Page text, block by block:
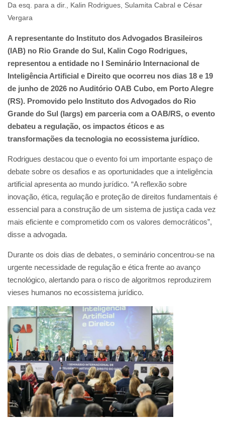
Da esq. para a dir., Kalin Rodrigues, Sulamita Cabral e César
Vergara
A representante do Instituto dos Advogados Brasileiros
(IAB) no Rio Grande do Sul, Kalin Cogo Rodrigues,
representou a entidade no I Seminário Internacional de
Inteligência Artificial e Direito que ocorreu nos dias 18 e 19
de junho de 2026 no Auditório OAB Cubo, em Porto Alegre
(RS). Promovido pelo Instituto dos Advogados do Rio
Grande do Sul (Iargs) em parceria com a OAB/RS, o evento
debateu a regulação, os impactos éticos e as
transformações da tecnologia no ecossistema jurídico.
Rodrigues destacou que o evento foi um importante espaço de
debate sobre os desafios e as oportunidades que a inteligência
artificial apresenta ao mundo jurídico. “A reflexão sobre
inovação, ética, regulação e proteção de direitos fundamentais é
essencial para a construção de um sistema de justiça cada vez
mais eficiente e comprometido com os valores democráticos”,
disse a advogada.
Durante os dois dias de debates, o seminário concentrou-se na
urgente necessidade de regulação e ética frente ao avanço
tecnológico, alertando para o risco de algoritmos reproduzirem
vieses humanos no ecossistema jurídico.